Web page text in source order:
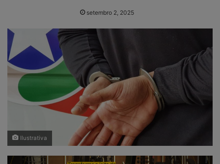
setembro 2, 2025
Ilustrativa